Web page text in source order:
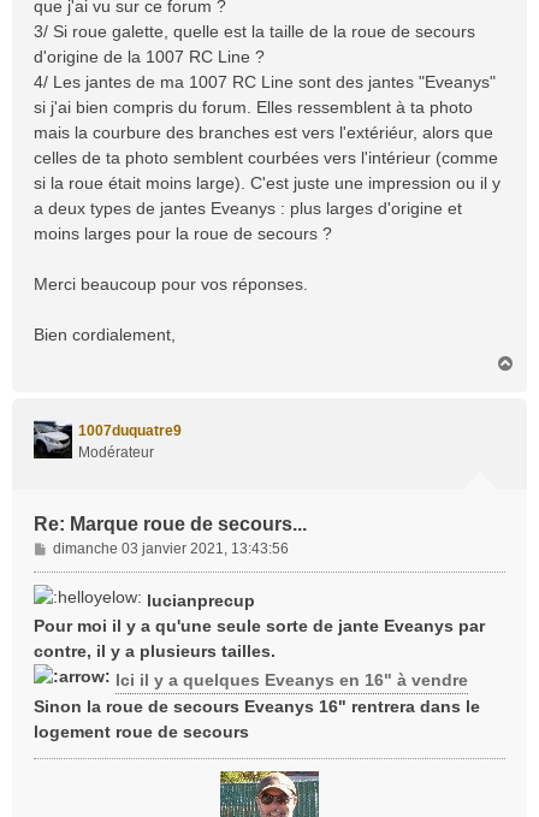
que j'ai vu sur ce forum ?
3/ Si roue galette, quelle est la taille de la roue de secours
d'origine de la 1007 RC Line ?
4/ Les jantes de ma 1007 RC Line sont des jantes "Eveanys"
si j'ai bien compris du forum. Elles ressemblent à ta photo
mais la courbure des branches est vers l'extériéur, alors que
celles de ta photo semblent courbées vers l'intérieur (comme
si la roue était moins large). C'est juste une impression ou il y
a deux types de jantes Eveanys : plus larges d'origine et
moins larges pour la roue de secours ?
Merci beaucoup pour vos réponses.
Bien cordialement,
1007duquatre9
Modérateur
Re: Marque roue de secours...
M
e
s
a
g
e
dimanche 03 janvier 2021, 13:43:56
lucianprecup
Pour moi il y a qu'une seule sorte de jante Eveanys par
contre, il y a plusieurs tailles.
Ici il y a quelques Eveanys en 16" à vendre
Sinon la roue de secours Eveanys 16" rentrera dans le
logement roue de secours